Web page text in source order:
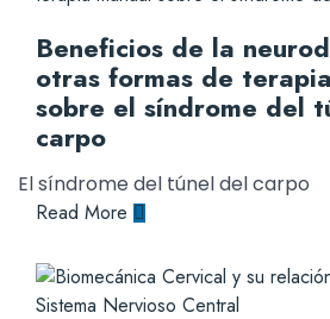
Beneficios de la
otras formas de
sobre el síndrome del
carpo
El síndrome del túnel del carpo
Read More